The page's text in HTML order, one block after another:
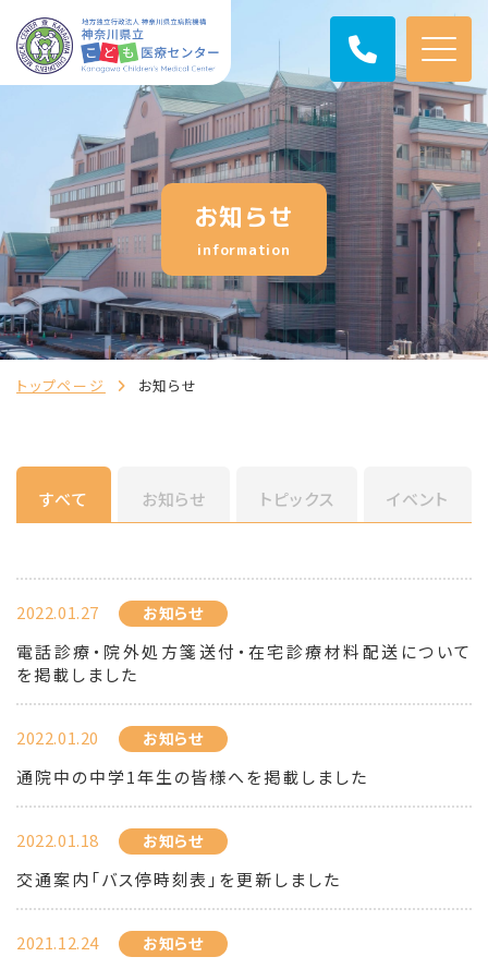
お知らせ
information
トップページ お知らせ
すべて お知らせ トピックス イベント
2022.01.27 お知らせ
電話診療・院外処方箋送付・在宅診療材料配送について
を掲載しました
2022.01.20 お知らせ
通院中の中学1年生の皆様へを掲載しました
2022.01.18 お知らせ
交通案内「バス停時刻表」を更新しました
2021.12.24 お知らせ